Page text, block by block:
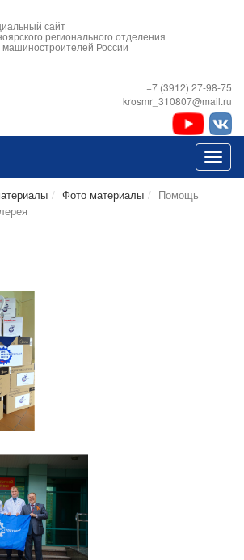
сайт
регионального отделения
России
+7 (3912) 27-98-75
krosmr_310807@mail.ru
Фото материалы
Помощь